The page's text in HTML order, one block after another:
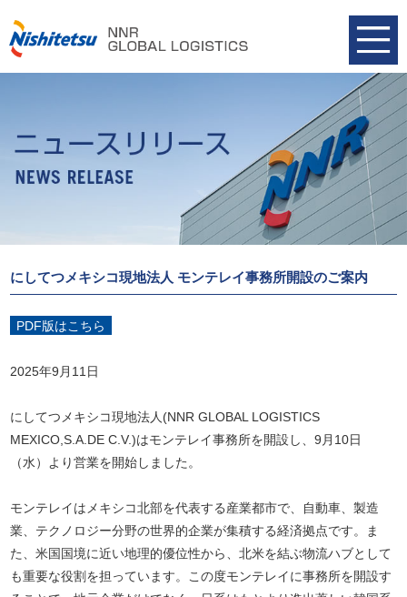
にしてつメキシコ現地法人 モンテレイ事務所開設のご案内
PDF版はこちら
2025年9月11日
にしてつメキシコ現地法人(NNR GLOBAL LOGISTICS
MEXICO,S.A.DE C.V.)はモンテレイ事務所を開設し、9月10日
（水）より営業を開始しました。
モンテレイはメキシコ北部を代表する産業都市で、自動車、製造
業、テクノロジー分野の世界的企業が集積する経済拠点です。ま
た、米国国境に近い地理的優位性から、北米を結ぶ物流ハブとして
も重要な役割を担っています。この度モンテレイに事務所を開設す